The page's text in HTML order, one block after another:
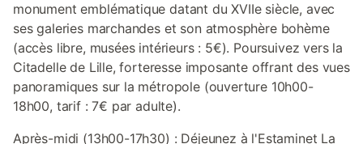
monument emblématique datant du XVIIe siècle, avec
ses galeries marchandes et son atmosphère bohème
(accès libre, musées intérieurs : 5€). Poursuivez vers la
Citadelle de Lille, forteresse imposante offrant des vues
panoramiques sur la métropole (ouverture 10h00-
18h00, tarif : 7€ par adulte).
Après-midi (13h00-17h30) : Déjeunez à l'Estaminet La